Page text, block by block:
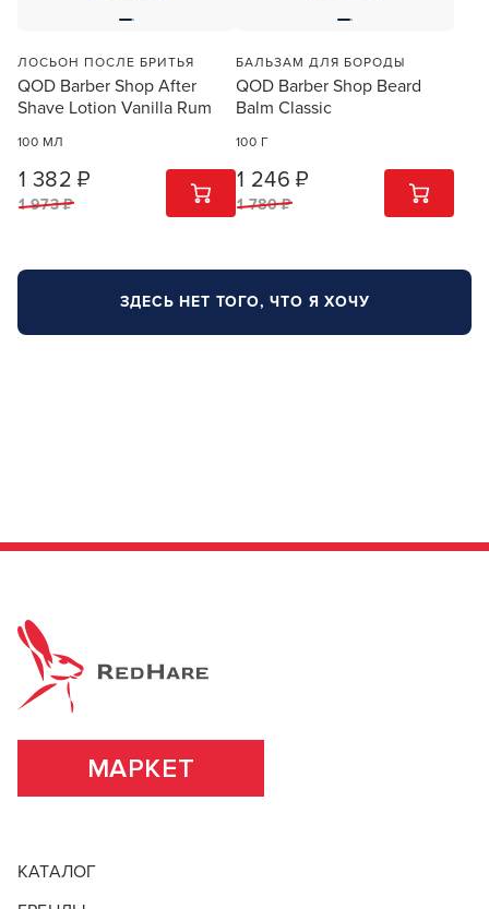
ЛОСЬОН ПОСЛЕ БРИТЬЯ
QOD Barber Shop After
Shave Lotion Vanilla Rum
100 МЛ
1 382 ₽
1 973 ₽
1 ШТ
БАЛЬЗАМ ДЛЯ БОРОДЫ
QOD Barber Shop Beard
Balm Classic
100 Г
1 246 ₽
1 780 ₽
1 ШТ
ЗДЕСЬ НЕТ ТОГО, ЧТО Я ХОЧУ
МАРКЕТ
КАТАЛОГ